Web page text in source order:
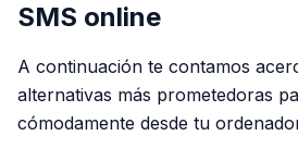
SMS online
A continuación te contamos
alternativas más prometedoras
cómodamente desde tu